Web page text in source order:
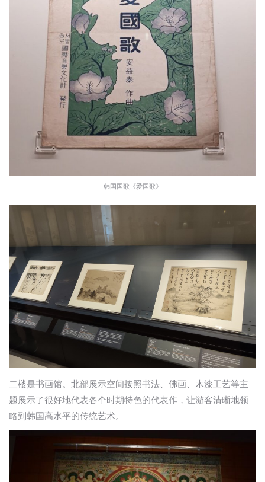
韩国国歌《爱国歌》
二楼是书画馆。北部展示空间按照书法、佛画、木漆工艺等主
题展示了很好地代表各个时期特色的代表作，让游客清晰地领
略到韩国高水平的传统艺术。